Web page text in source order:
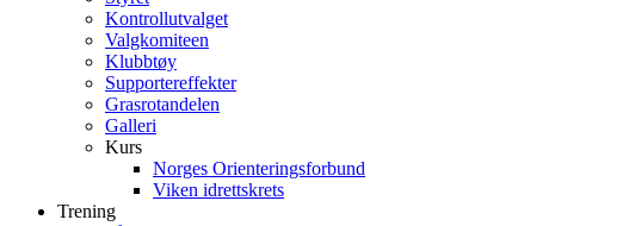
Kontrollutvalget
Valgkomiteen
Klubbtøy
Supportereffekter
Grasrotandelen
Galleri
Kurs
Norges Orienteringsforbund
Viken idrettskrets
Trening